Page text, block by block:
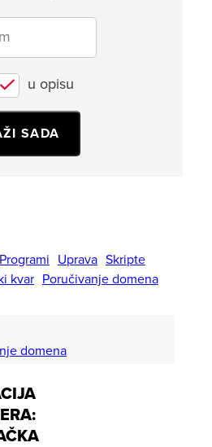
u opisu
SADA
Programi Uprava Skripte
kvar Poručivanje domena
domena